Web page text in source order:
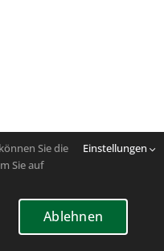
Sie die
Sie auf
Einstellungen
Ablehnen